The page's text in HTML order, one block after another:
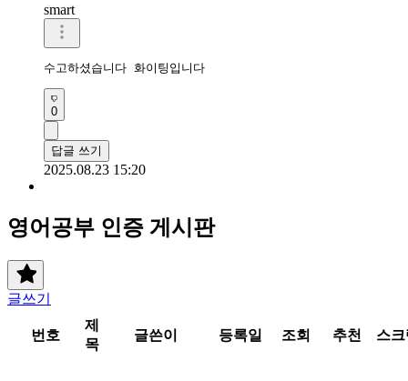
smart
수고하셨습니다 화이팅입니다
0
답글 쓰기
2025.08.23 15:20
영어공부 인증 게시판
글쓰기
번호
제
목
글쓴이 등록일 조회 추천 스